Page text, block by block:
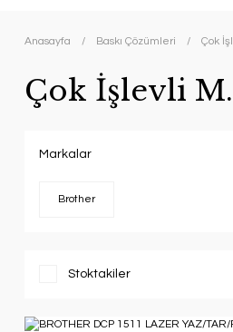
Anasayfa Baskı Çözümleri Çok
Çok İşlevli
Markalar
Brother
Stoktakiler